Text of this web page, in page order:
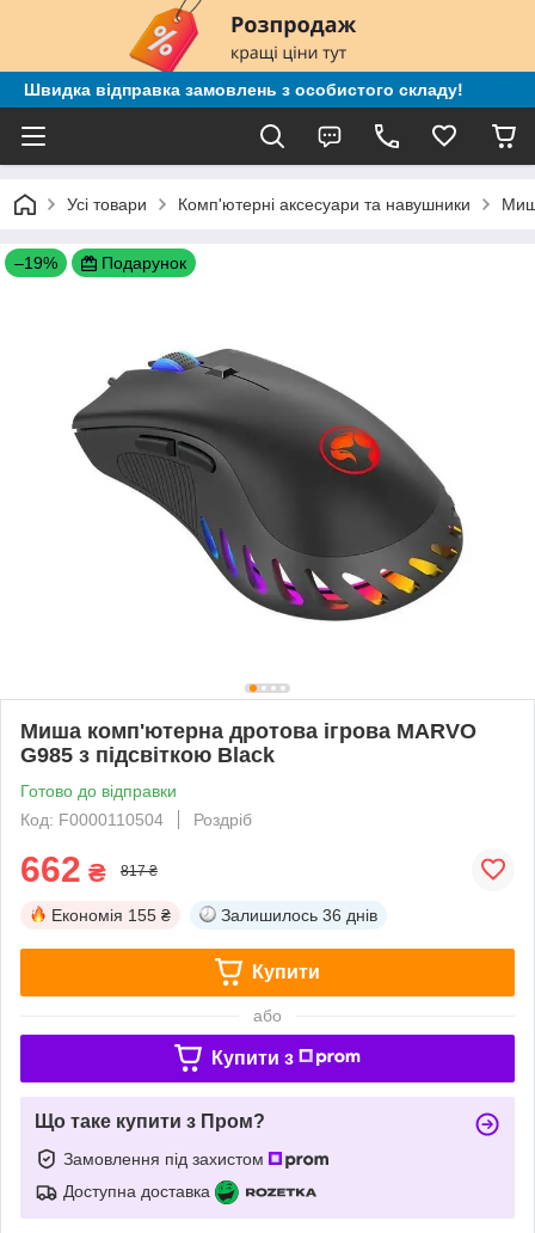
Швидка відправка замовлень з особистого складу!
Усі товари Комп'ютерні аксесуари та навушники
–19% Подарунок
Миша комп'ютерна дротова ігрова MARVO
G985 з підсвіткою Black
Готово до відправки
Код: F0000110504
Роздріб
662 ₴ 817 ₴
Економія 155 ₴ Залишилось 36 днів
Купити
або
Купити з
Що таке купити з Пром?
Замовлення під захистом
Доступна доставка